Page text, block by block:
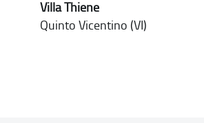
Villa Thiene
Quinto Vicentino (VI)